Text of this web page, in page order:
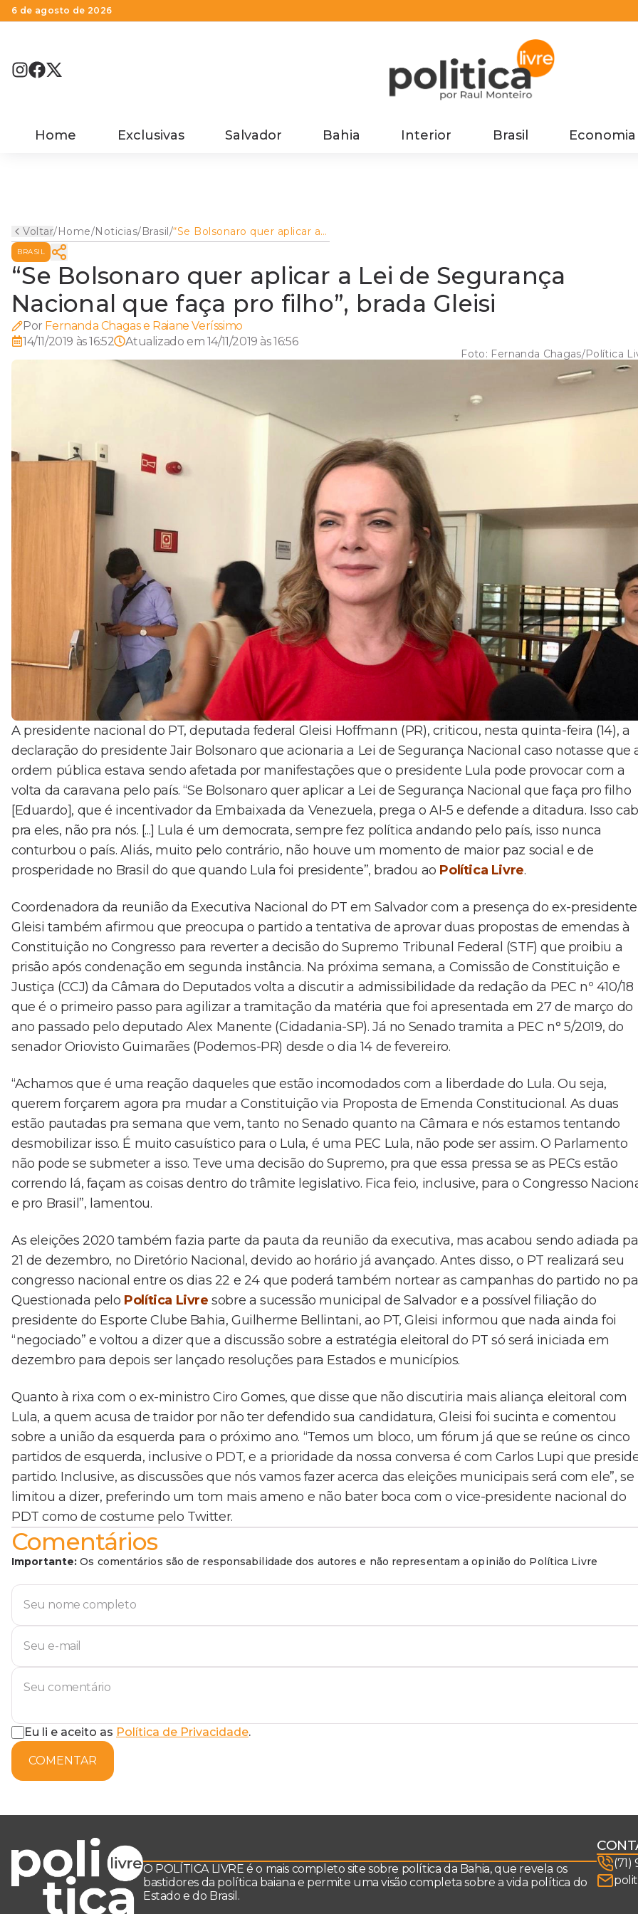
6 de agosto de 2026
Home Exclusivas Salvador Bahia Interior Brasil Economia
Voltar/Home/Noticias/Brasil/“Se Bolsonaro quer aplicar a
Lei de Segurança Nacional
BRASIL
“Se Bolsonaro quer aplicar a Lei de Segurança
Nacional que faça pro filho”, brada Gleisi
Por Fernanda Chagas e Raiane Veríssimo
14/11/2019 às 16:52
Atualizado em 14/11/2019 às 16:56
Foto: Fernanda Chagas/Política
A presidente nacional do PT, deputada federal Gleisi Hoffmann (PR), criticou, nesta quinta-feira (14), a
declaração do presidente Jair Bolsonaro que acionaria a Lei de Segurança Nacional caso notasse que
ordem pública estava sendo afetada por manifestações que o presidente Lula pode provocar com a
volta da caravana pelo país. “Se Bolsonaro quer aplicar a Lei de Segurança Nacional que faça pro filho
[Eduardo], que é incentivador da Embaixada da Venezuela, prega o AI-5 e defende a ditadura. Isso
pra eles, não pra nós. [...] Lula é um democrata, sempre fez política andando pelo país, isso nunca
conturbou o país. Aliás, muito pelo contrário, não houve um momento de maior paz social e de
prosperidade no Brasil do que quando Lula foi presidente”, bradou ao Política Livre.
Coordenadora da reunião da Executiva Nacional do PT em Salvador com a presença do ex-
Gleisi também afirmou que preocupa o partido a tentativa de aprovar duas propostas de emendas à
Constituição no Congresso para reverter a decisão do Supremo Tribunal Federal (STF) que proibiu a
prisão após condenação em segunda instância. Na próxima semana, a Comissão de Constituição e
Justiça (CCJ) da Câmara do Deputados volta a discutir a admissibilidade da redação da PEC nº 410/18
que é o primeiro passo para agilizar a tramitação da matéria que foi apresentada em 27 de março do
ano passado pelo deputado Alex Manente (Cidadania-SP). Já no Senado tramita a PEC n° 5/2019, do
senador Oriovisto Guimarães (Podemos-PR) desde o dia 14 de fevereiro.
“Achamos que é uma reação daqueles que estão incomodados com a liberdade do Lula. Ou seja,
querem forçarem agora pra mudar a Constituição via Proposta de Emenda Constitucional. As duas
estão pautadas pra semana que vem, tanto no Senado quanto na Câmara e nós estamos tentando
desmobilizar isso. É muito casuístico para o Lula, é uma PEC Lula, não pode ser assim. O Parlamento
não pode se submeter a isso. Teve uma decisão do Supremo, pra que essa pressa se as PECs estão
correndo lá, façam as coisas dentro do trâmite legislativo. Fica feio, inclusive, para o Congresso
e pro Brasil”, lamentou.
As eleições 2020 também fazia parte da pauta da reunião da executiva, mas acabou sendo adiada
21 de dezembro, no Diretório Nacional, devido ao horário já avançado. Antes disso, o PT realizará seu
congresso nacional entre os dias 22 e 24 que poderá também nortear as campanhas do partido no
Questionada pelo Política Livre sobre a sucessão municipal de Salvador e a possível filiação do
presidente do Esporte Clube Bahia, Guilherme Bellintani, ao PT, Gleisi informou que nada ainda foi
“negociado” e voltou a dizer que a discussão sobre a estratégia eleitoral do PT só será iniciada em
dezembro para depois ser lançado resoluções para Estados e municípios.
Quanto à rixa com o ex-ministro Ciro Gomes, que disse que não discutiria mais aliança eleitoral com
Lula, a quem acusa de traidor por não ter defendido sua candidatura, Gleisi foi sucinta e comentou
sobre a união da esquerda para o próximo ano. “Temos um bloco, um fórum já que se reúne os cinco
partidos de esquerda, inclusive o PDT, e a prioridade da nossa conversa é com Carlos Lupi que
partido. Inclusive, as discussões que nós vamos fazer acerca das eleições municipais será com ele”, se
limitou a dizer, preferindo um tom mais ameno e não bater boca com o vice-presidente nacional do
PDT como de costume pelo Twitter.
Comentários
Importante: Os comentários são de responsabilidade dos autores e não representam a opinião do Política Livre
Eu li e aceito as Política de Privacidade.
COMENTAR
O POLÍTICA LIVRE é o mais completo site sobre política da Bahia, que revela os
bastidores da política baiana e permite uma visão completa sobre a vida política do
Estado e do Brasil.
(71)